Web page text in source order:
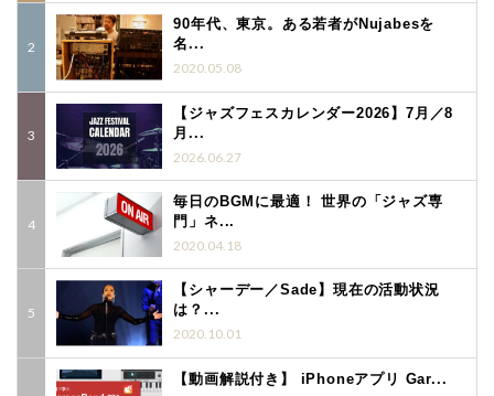
90年代、東京。ある若者がNujabesを
名...
2020.05.08
【ジャズフェスカレンダー2026】7月／8
月...
2026.06.27
毎日のBGMに最適！ 世界の「ジャズ専
門」ネ...
2020.04.18
【シャーデー／Sade】現在の活動状況
は？...
2020.10.01
【動画解説付き】 iPhoneアプリ Gar...